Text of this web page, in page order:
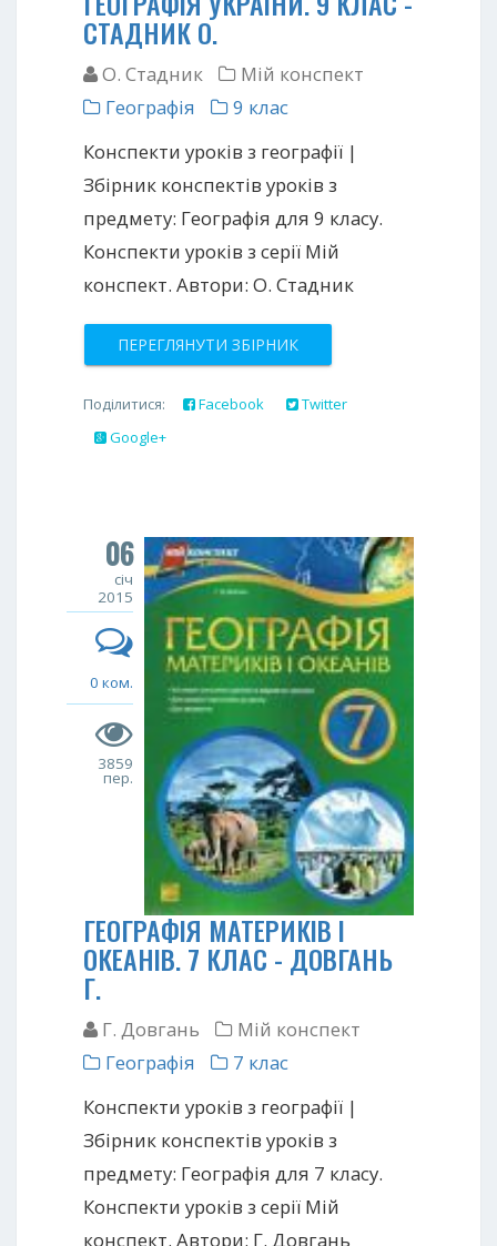
СТАДНИК О.
О. Стадник
Мій конспект
Географія
9 клас
Конспекти уроків з географії |
Збірник конспектів уроків з
предмету: Географія для 9 класу.
Конспекти уроків з серії Мій
конспект. Автори: О. Стадник
ПЕРЕГЛЯНУТИ ЗБІРНИК
Поділитися: Facebook
Twitter
Google+
06
січ
2015
0 ком.
3859
пер.
ГЕОГРАФІЯ МАТЕРИКІВ І
ОКЕАНІВ. 7 КЛАС - ДОВГАНЬ
Г.
Г. Довгань
Мій конспект
Географія
7 клас
Конспекти уроків з географії |
Збірник конспектів уроків з
предмету: Географія для 7 класу.
Конспекти уроків з серії Мій
конспект. Автори: Г. Довгань